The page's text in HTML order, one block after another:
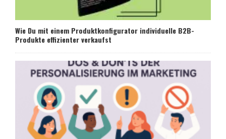
Wie Du mit einem Produktkonfigurator individuelle B2B-
Produkte effizienter verkaufst